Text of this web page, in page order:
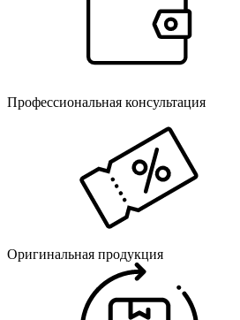
Профессиональная консультация
Оригинальная продукция